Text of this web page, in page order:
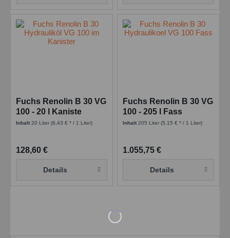
Fuchs Renolin B 30 VG
100 - 20 l Kaniste
Inhalt20 Liter(6,43 € * / 1 Liter)
128,60 €
Details
Fuchs Renolin B 30 VG
100 - 205 l Fass
Inhalt205 Liter(5,15 € * / 1 Liter)
1.055,75 €
Details